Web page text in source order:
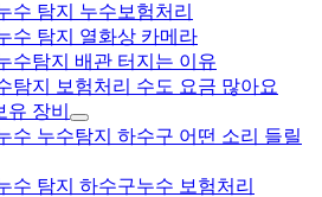
수 탐지 누수보험처리
수 탐지 열화상 카메라
수탐지 배관 터지는 이유
탐지 보험처리 수도 요금 많아요
장비
수 누수탐지 하수구 어떤 소리 들릴
수 탐지 하수구누수 보험처리